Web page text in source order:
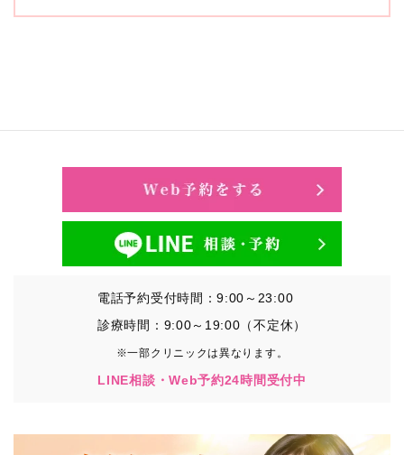
に扱うものとします。
①TCBグループが患者様から取得する情報
・その他、特定の個人を識別することができる情報
②TCBグループが各種サービスの利用に関連して取得す
日時、閲覧履歴等に関連する情報
（これには、Cookie情報、アクセスログ等の利用状況に
関する情報を含みます。）
③TCBグループが第三者から間接的に収集する情報
患者様の同意を得た上で、以下の情報をパブリックDMP
電話予約受付時間：9:00～23:00
診療時間：9:00～19:00（不定休）
※一部クリニックは異なります。
LINE相談・Web予約24時間受付中